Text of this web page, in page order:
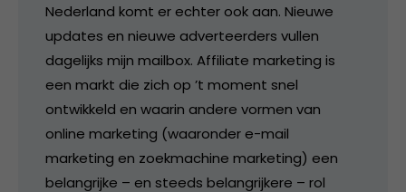
Nederland komt er echter ook aan. Nieuwe
updates en nieuwe adverteerders vullen
dagelijks mijn mailbox. Affiliate marketing is
een markt die zich op ’t moment snel
ontwikkeld en waarin andere vormen van
online marketing (waaronder e-mail
marketing en zoekmachine marketing) een
belangrijke – en steeds belangrijkere – rol